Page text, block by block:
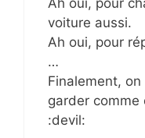
voiture aussi.
Ah oui, pour
…
Finalement,
garder comme
:devil: